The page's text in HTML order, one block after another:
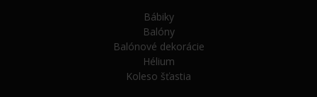
Bábiky
Balóny
Balónové dekorácie
Hélium
Koleso šťastia